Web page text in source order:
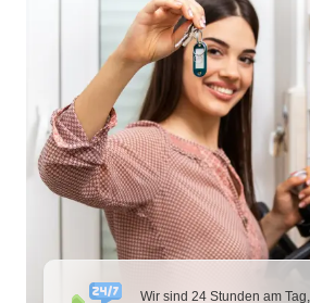
Wir sind 24 Stunden am Tag,